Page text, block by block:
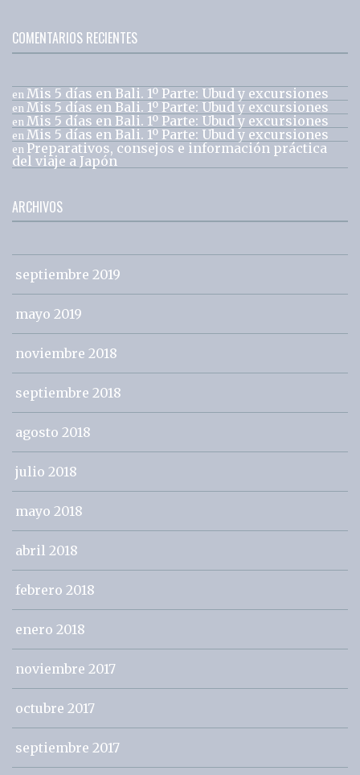
COMENTARIOS RECIENTES
en Mis 5 días en Bali. 1º Parte: Ubud y excursiones
en Mis 5 días en Bali. 1º Parte: Ubud y excursiones
en Mis 5 días en Bali. 1º Parte: Ubud y excursiones
en Mis 5 días en Bali. 1º Parte: Ubud y excursiones
en Preparativos, consejos e información práctica
del viaje a Japón
ARCHIVOS
septiembre 2019
mayo 2019
noviembre 2018
septiembre 2018
agosto 2018
julio 2018
mayo 2018
abril 2018
febrero 2018
enero 2018
noviembre 2017
octubre 2017
septiembre 2017